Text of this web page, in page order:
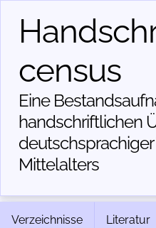
census
Eine
handschriftlichen
deutschsprachiger
Mittelalters
Verzeichnisse Literatur